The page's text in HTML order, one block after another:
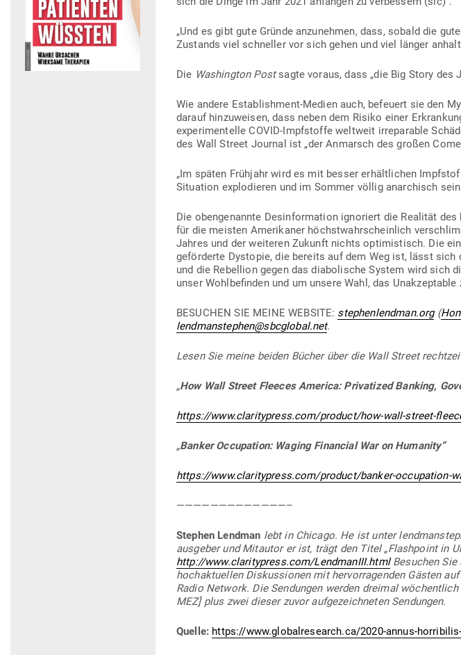
„Und es gibt gute Gründe anzu­nehmen, dass, sobald die
Zustands viel schneller vor sich gehen und viel länger
Die Washington Postsagte voraus, dass „die Big Story des
Wie andere Estab­lishment-Medien auch, befeuert sie den
darauf hin­zu­weisen, dass neben dem Risiko einer
expe­ri­men­telle COVID-Impf­stoffe weltweit irrepa­rable
des Wall Street Journal ist „der Anmarsch des großen
„Im späten Frühjahr wird es mit besser erhält­lichen
Situation explo­dieren und im Sommer völlig anar­chisch sein
Die oben­ge­nannte Des­in­for­mation igno­riert die Rea­lität
für die meisten Ame­ri­kaner höchst­wahr­scheinlich
Jahres und der wei­teren Zukunft nichts opti­mis­tisch. Die
geför­derte Dys­topie, die bereits auf dem Weg ist, lässt
und die Rebellion gegen das dia­bo­lische System wird sich
unser Wohl­be­finden und um unsere Wahl, das
BESUCHEN SIE MEINE WEBSITE: stephenlendman.org(
lendmanstephen@sbcglobal.net.
Lesen Sie meine beiden Bücher über die Wall Street
„How Wall Street Fleeces America: Pri­va­tized Banking,
https://www.claritypress.com/product/how-wall-street-
„Banker Occu­pation: Waging Financial War on Humanity”
https://www.claritypress.com/product/banker-occupation-
—————————————–
Stephen Lendman lebt in Chicago. He ist unter
aus­geber und Mit­autor er ist, trägt den Titel „Flash­point in
http://www.claritypress.com/LendmanIII.htmlBesuchen Sie
hoch­ak­tu­ellen Dis­kus­sionen mit her­vor­ra­genden Gästen
Radio Network. Die Sen­dungen werden dreimal
MEZ] plus zwei dieser zuvor auf­ge­zeich­neten Sen­dungen.
Quelle: https://www.globalresearch.ca/2020-annus-